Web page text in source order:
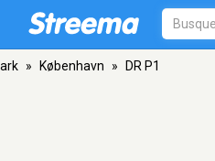
» København » DR P1